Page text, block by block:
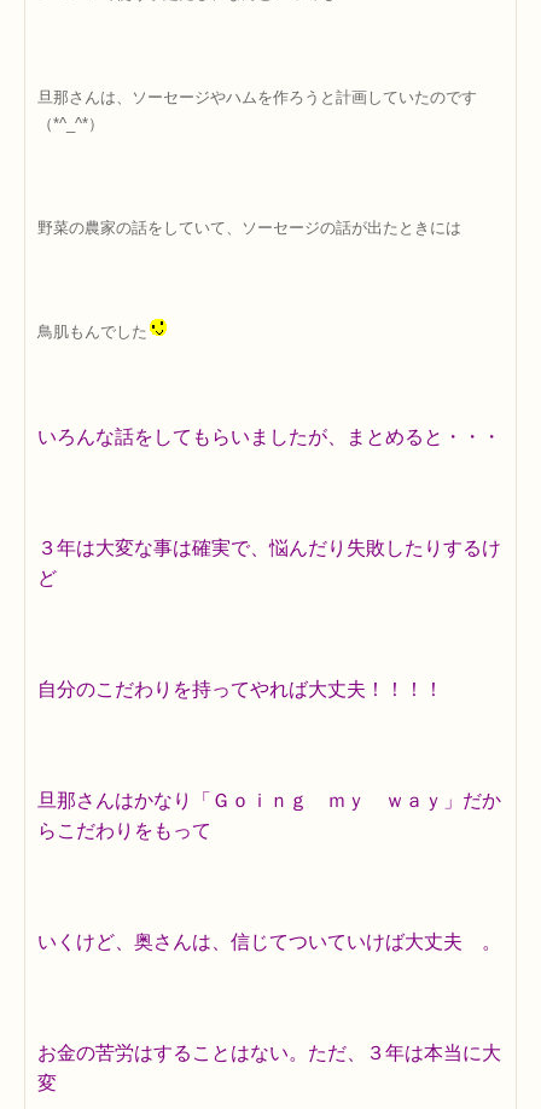
旦那さんは、ソーセージやハムを作ろうと計画していたのです
（*^_^*）
野菜の農家の話をしていて、ソーセージの話が出たときには
鳥肌もんでした
いろんな話をしてもらいましたが、まとめると・・・
３年は大変な事は確実で、悩んだり失敗したりするけ
ど
自分のこだわりを持ってやれば大丈夫！！！！
旦那さんはかなり「Ｇｏｉｎｇ ｍｙ ｗａｙ」だか
らこだわりをもって
いくけど、奥さんは、信じてついていけば大丈夫 。
お金の苦労はすることはない。ただ、３年は本当に大
変